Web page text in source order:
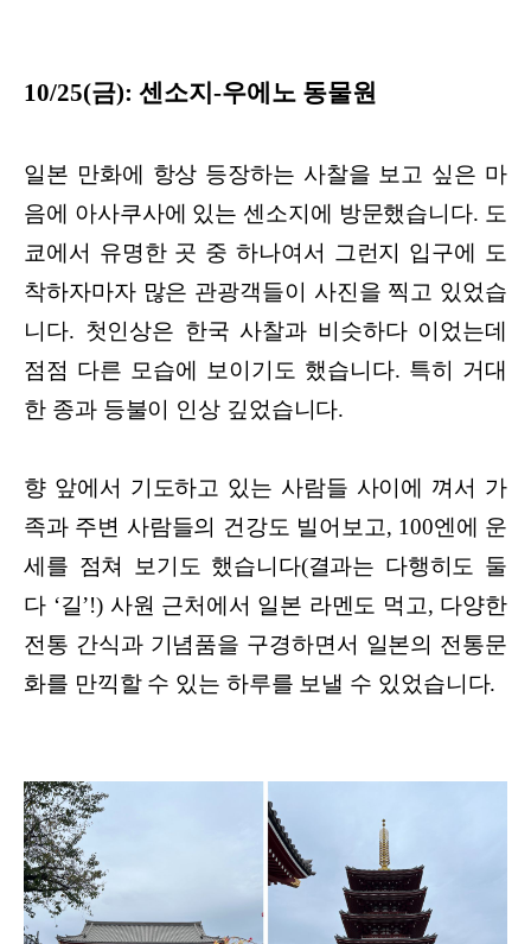
10/25(금): 센소지-우에노 동물원
일본 만화에 항상 등장하는 사찰을 보고 싶은 마
음에 아사쿠사에 있는 센소지에 방문했습니다. 도
쿄에서 유명한 곳 중 하나여서 그런지 입구에 도
착하자마자 많은 관광객들이 사진을 찍고 있었습
니다. 첫인상은 한국 사찰과 비슷하다 이었는데
점점 다른 모습에 보이기도 했습니다. 특히 거대
한 종과 등불이 인상 깊었습니다.
향 앞에서 기도하고 있는 사람들 사이에 껴서 가
족과 주변 사람들의 건강도 빌어보고, 100엔에 운
세를 점쳐 보기도 했습니다(결과는 다행히도 둘
다 ‘길’!) 사원 근처에서 일본 라멘도 먹고, 다양한
전통 간식과 기념품을 구경하면서 일본의 전통문
화를 만끽할 수 있는 하루를 보낼 수 있었습니다.